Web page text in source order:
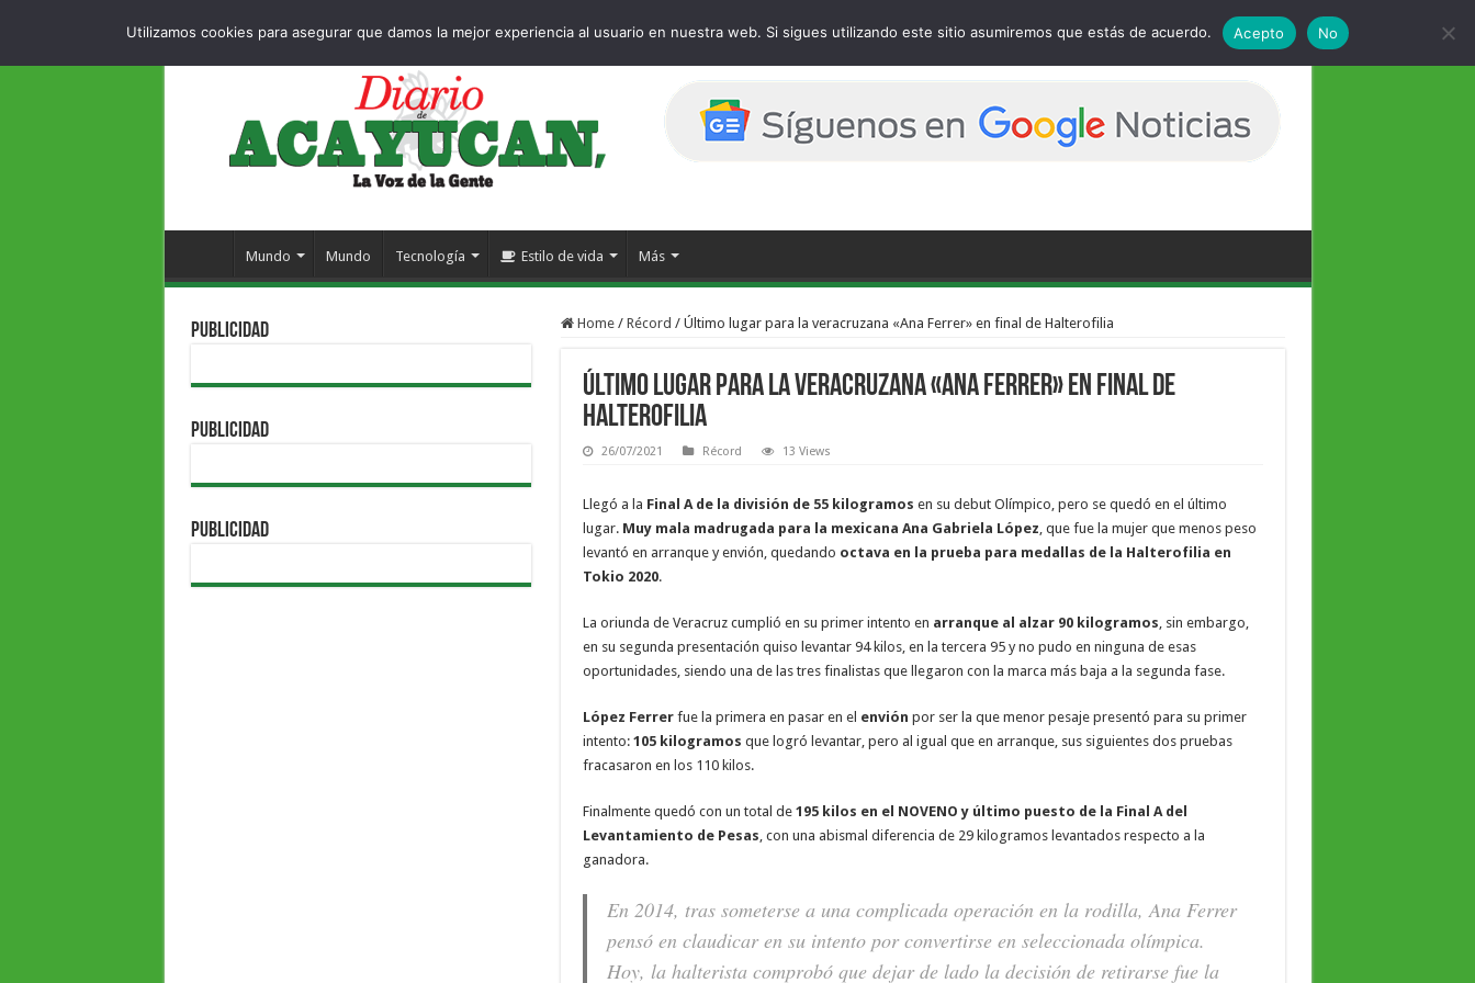
Mundo Mundo Tecnología Estilo de vida Más
Home / Récord / Último lugar para la veracruzana «Ana Ferrer» en final de Halterofilia
Último lugar para la veracruzana «Ana Ferrer» en final de
Halterofilia
26/07/2021 Récord 13 Views
Llegó a la Final A de la división de 55 kilogramos en su debut Olímpico, pero se quedó en el último
lugar. Muy mala madrugada para la mexicana Ana Gabriela López , que fue la mujer que menos peso
levantó en arranque y envión, quedando octava en la prueba para medallas de la Halterofilia en
Tokio 2020.
La oriunda de Veracruz cumplió en su primer intento en arranque al alzar 90 kilogramos , sin embargo,
en su segunda presentación quiso levantar 94 kilos, en la tercera 95 y no pudo en ninguna de esas
oportunidades, siendo una de las tres finalistas que llegaron con la marca más baja a la segunda fase.
López Ferrerfue la primera en pasar en el envión por ser la que menor pesaje presentó para su primer
intento: 105 kilogramos que logró levantar, pero al igual que en arranque, sus siguientes dos pruebas
fracasaron en los 110 kilos.
Finalmente quedó con un total de 195 kilos en el NOVENO y último puesto de la Final A del
Levantamiento de Pesas , con una abismal diferencia de 29 kilogramos levantados respecto a la
ganadora.
En 2014, tras someterse a una complicada operación en la rodilla, Ana Ferrer
pensó en claudicar en su intento por convertirse en seleccionada olímpica.
Hoy, la halterista comprobó que dejar de lado la decisión de retirarse fue la
PUBLICIDAD
PUBLICIDAD
PUBLICIDAD
Utilizamos cookies para asegurar que damos la mejor experiencia al usuario en nuestra web. Si sigues utilizando este sitio asumiremos que estás de acuerdo. Acepto No